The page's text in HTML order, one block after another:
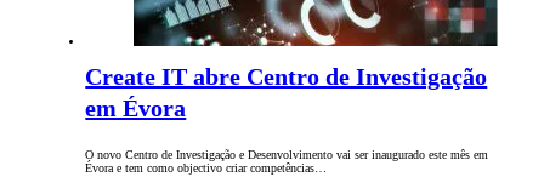
Create IT abre Centro de Investigação
em Évora
O novo Centro de Investigação e Desenvolvimento vai ser inaugurado este mês em
Évora e tem como objectivo criar competências…